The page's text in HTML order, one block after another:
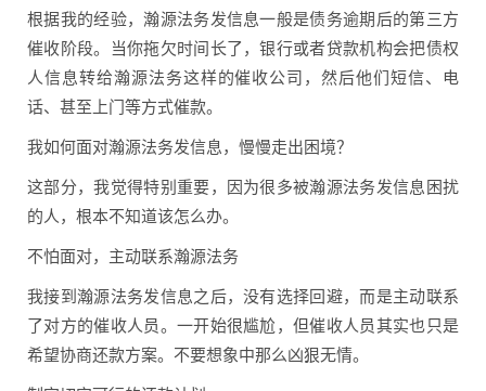
根据我的经验，瀚源法务发信息一般是债务逾期后的第三方
催收阶段。当你拖欠时间长了，银行或者贷款机构会把债权
人信息转给瀚源法务这样的催收公司，然后他们短信、电
话、甚至上门等方式催款。
我如何面对瀚源法务发信息，慢慢走出困境？
这部分，我觉得特别重要，因为很多被瀚源法务发信息困扰
的人，根本不知道该怎么办。
不怕面对，主动联系瀚源法务
我接到瀚源法务发信息之后，没有选择回避，而是主动联系
了对方的催收人员。一开始很尴尬，但催收人员其实也只是
希望协商还款方案。不要想象中那么凶狠无情。